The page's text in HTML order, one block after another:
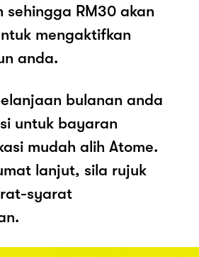
sehingga RM30 akan
mengaktifkan
anda.
bulanan anda
untuk bayaran
mudah alih Atome.
lanjut, sila rujuk
syarat